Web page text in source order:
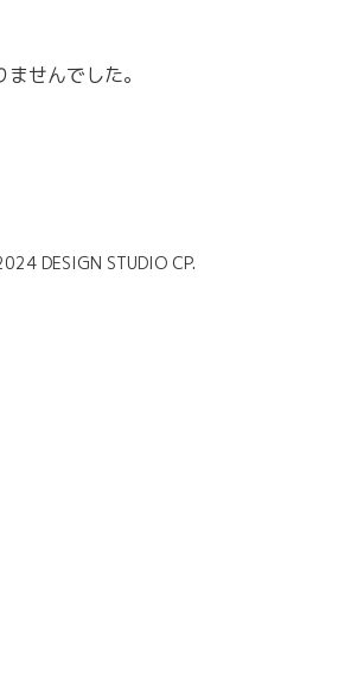
せんでした。
DESIGN STUDIO CP.